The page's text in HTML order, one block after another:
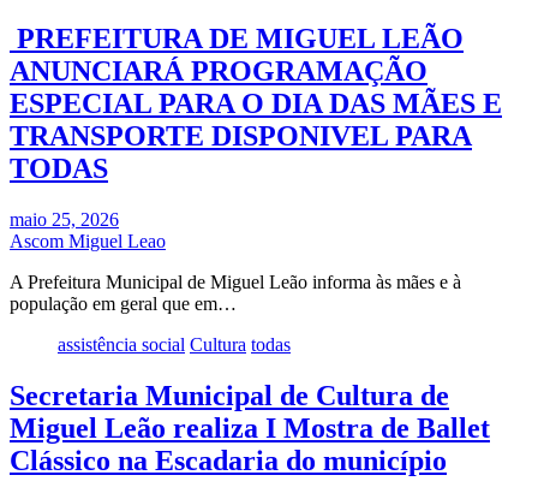
PREFEITURA DE MIGUEL LEÃO
ANUNCIARÁ PROGRAMAÇÃO
ESPECIAL PARA O DIA DAS MÃES E
TRANSPORTE DISPONIVEL PARA
TODAS
maio 25, 2026
Ascom Miguel Leao
A Prefeitura Municipal de Miguel Leão informa às mães e à
população em geral que em…
assistência social Cultura todas
Secretaria Municipal de Cultura de
Miguel Leão realiza I Mostra de Ballet
Clássico na Escadaria do município